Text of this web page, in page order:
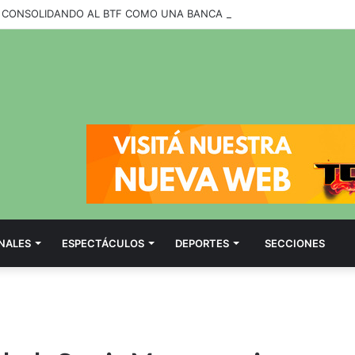
ESPECTÁCULOS DEPORTES SECCIONES